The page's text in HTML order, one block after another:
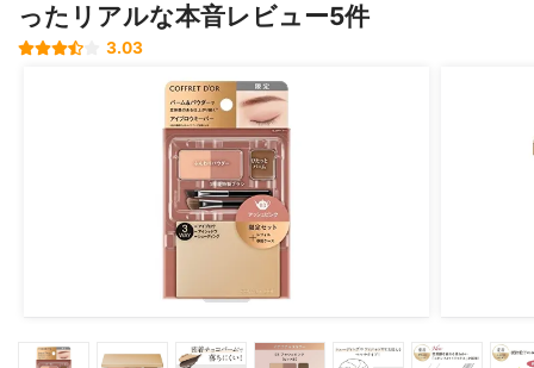
ったリアルな本音レビュー5件
3.03